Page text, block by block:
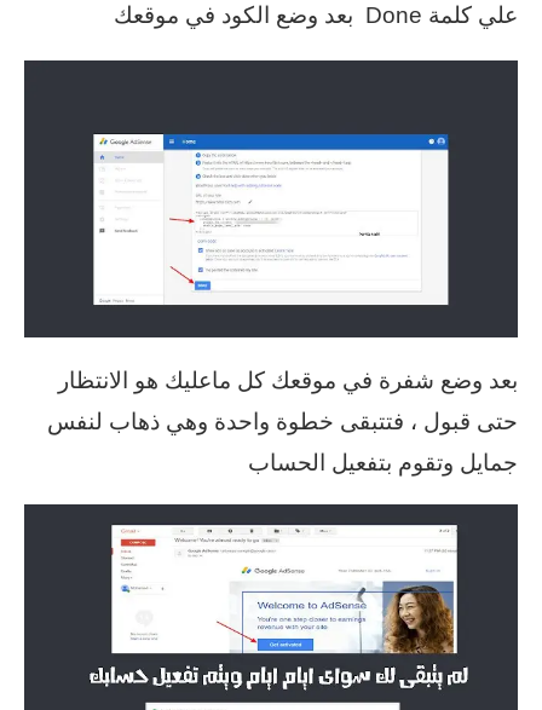
علي كلمة Done بعد وضع الكود في موقعك
بعد وضع شفرة في موقعك كل ماعليك هو الانتظار
حتى قبول ، فتتبقى خطوة واحدة وهي ذهاب لنفس
جمايل وتقوم بتفعيل الحساب